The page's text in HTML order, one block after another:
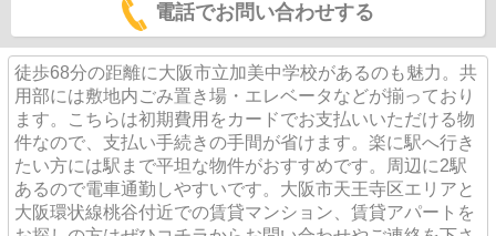
電話でお問い合わせする
徒歩68分の距離に大阪市立加美中学校があるのも魅力。共
用部には敷地内ごみ置き場・エレベータなどが揃っており
ます。こちらは初期費用をカードでお支払いいただける物
件なので、支払い手続きの手間が省けます。楽に駅へ行き
たい方には駅まで平坦な物件がおすすめです。周辺に2駅
あるので電車通勤しやすいです。大阪市天王寺区エリアと
大阪環状線桃谷付近での賃貸マンション、賃貸アパートを